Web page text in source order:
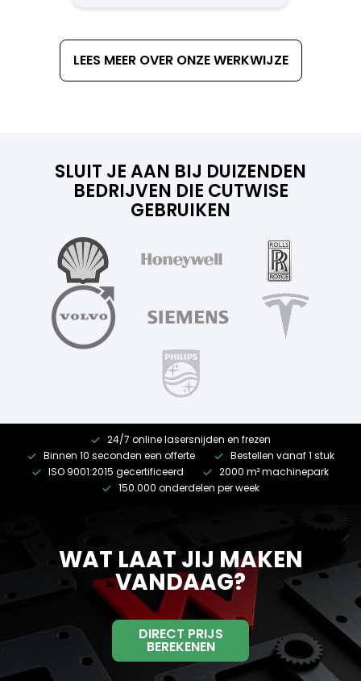
LEES MEER OVER ONZE WERKWIJZE
SLUIT JE AAN BIJ DUIZENDEN
BEDRIJVEN DIE CUTWISE
GEBRUIKEN
24/7 online lasersnijden en frezen
Binnen 10 seconden een offerte
Bestellen vanaf 1 stuk
ISO 9001:2015 gecertificeerd
2000 m² machinepark
150.000 onderdelen per week
WAT LAAT JIJ MAKEN
VANDAAG?
DIRECT PRIJS
BEREKENEN